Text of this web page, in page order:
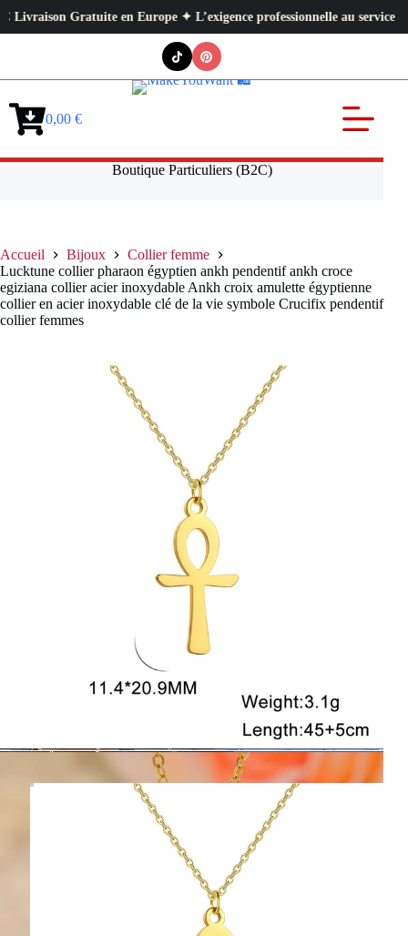
Gratuite en Europe ✦ L’exigence professionnelle au service de
Panier0,00 €
Boutique Particuliers (B2C)
Accueil Bijoux
Collier femme
Lucktune collier pharaon égyptien ankh pendentif ankh croce
egiziana collier acier inoxydable Ankh croix amulette égyptienne
collier en acier inoxydable clé de la vie symbole Crucifix pendentif
collier femmes